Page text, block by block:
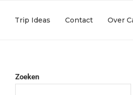
Trip Ideas Contact Over
Zoeken